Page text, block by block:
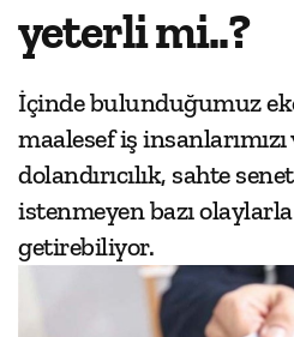
yeterli mi..?
İçinde bulunduğumuz
maalesef iş
dolandırıcılık, sahte
istenmeyen bazı
getirebiliyor.